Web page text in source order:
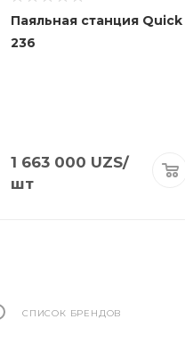
Паяльная станция Quick
236
1 663 000 UZS/
шт
СПИСОК БРЕНДОВ